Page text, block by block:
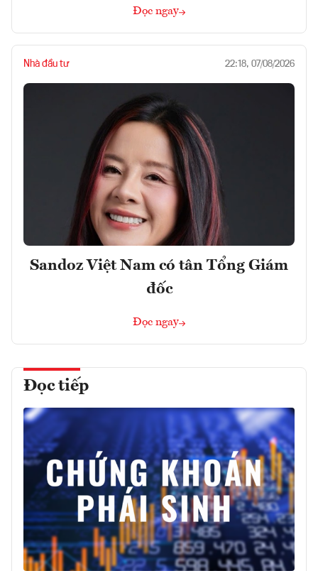
Đọc ngay
Nhà đầu tư 22:18, 07/08/2026
Sandoz Việt Nam có tân Tổng Giám
đốc
Đọc ngay
Đọc tiếp